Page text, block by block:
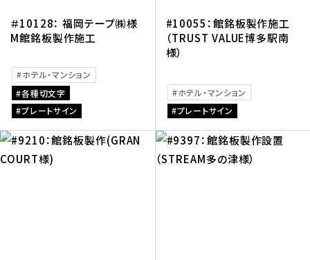
＃10128： 福岡テープ㈱様
M館銘板製作施工
ホテル・マンション
各種切文字
プレートサイン
#10055：館銘板製作施工
（TRUST VALUE博多駅南
様）
ホテル・マンション
プレートサイン